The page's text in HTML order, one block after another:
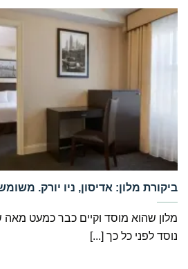
‏ביקורת מלון: אדיסון, ניו יורק.
מלון שהוא מוסד וקיים כבר כמעט
נוסד לפני כל כך [...]